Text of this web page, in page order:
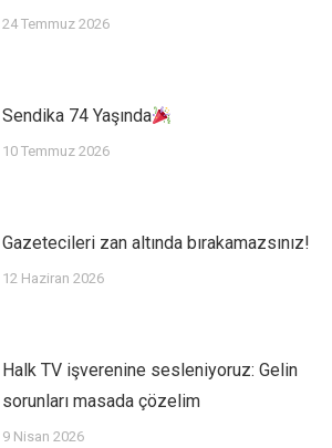
24 Temmuz 2026
Sendika 74 Yaşında
10 Temmuz 2026
Gazetecileri zan altında bırakamazsınız!
12 Haziran 2026
Halk TV işverenine sesleniyoruz: Gelin
sorunları masada çözelim
9 Nisan 2026